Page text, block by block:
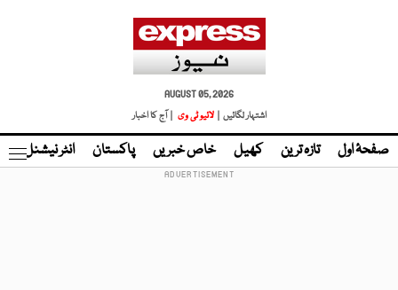
AUGUST 05, 2026
اشتہار لگائیں |
لائیو ٹی وی | آج کا اخبار
صفحۂ اول تازہ ترین کھیل خاص خبریں پاکستان انٹر نیشنل